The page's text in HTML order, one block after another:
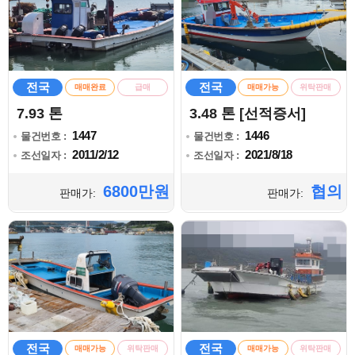
전국 매매완료 급매
7.93 톤
물건번호 : 1447
조선일자 : 2011/2/12
판매가: 6800만원
전국 매매가능 위탁판매
3.48 톤 [선적증서]
물건번호 : 1446
조선일자 : 2021/8/18
판매가: 협의
전국 매매가능 위탁판매 전국 매매가능 위탁판매